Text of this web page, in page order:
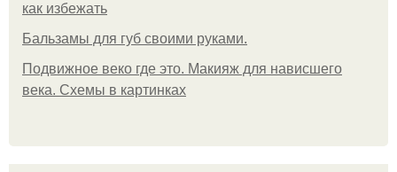
как избежать
Бальзамы для губ своими руками.
Подвижное веко где это. Макияж для нависшего
века. Схемы в картинках